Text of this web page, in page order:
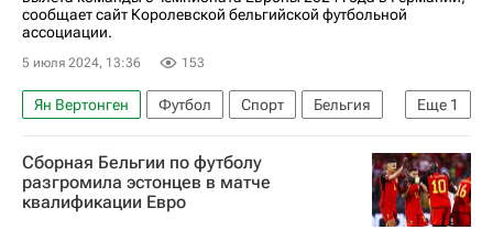
сообщает сайт Королевской бельгийской футбольной
ассоциации.
5 июля 2024, 13:36 153
Еще 1
Ян Вертонген Футбол Спорт
Бельгия
Евро-2024
Сборная Бельгии по футболу
разгромила эстонцев в матче
квалификации Евро